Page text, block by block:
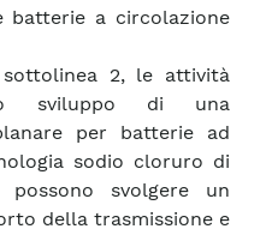
batterie a circolazione
2, le attività
sviluppo di una
per batterie ad
sodio cloruro di
possono svolgere un
della trasmissione e